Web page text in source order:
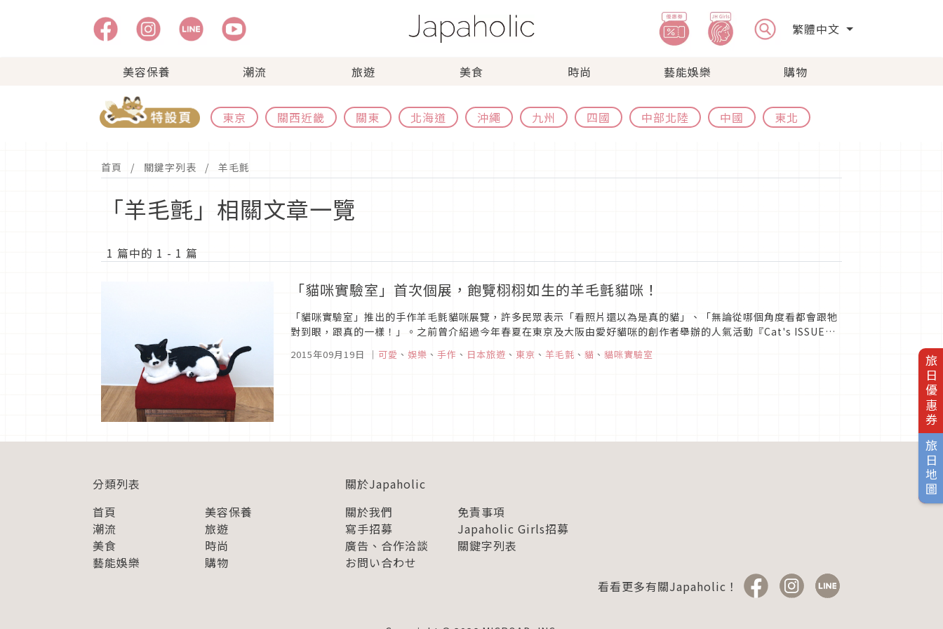
繁體中文
美容保養 潮流 旅遊 美食 時尚 藝能娛樂 購物
東京 關西近畿 關東 北海道 沖繩 九州 四國 中部北陸 中國 東北
旅日優惠券
旅日地圖
首頁 關鍵字列表 羊毛氈
「羊毛氈」相關文章一覽
1 篇中的 1 - 1 篇
「貓咪實驗室」首次個展，飽覽栩栩如生的羊毛氈貓咪！
「貓咪實驗室」推出的手作羊毛氈貓咪展覽，許多民眾表示「看照片還以為是真的貓」、「無論從哪個角度看都會跟牠
對到眼，跟真的一樣！」。之前曾介紹過今年春夏在東京及大阪由愛好貓咪的創作者舉辦的人氣活動『Cat's ISSUE
POP-UP STORE』。如今將在東京惠比壽的GALERIE Malle首度舉辦...
2015年09月19日 ｜ 可愛 、 娛樂 、 手作 、 日本旅遊 、 東京 、 羊毛氈 、 貓 、 貓咪實驗室
分類列表
首頁
美容保養
潮流
旅遊
美食
時尚
藝能娛樂
購物
關於Japaholic
關於我們
免責事項
寫手招募
Japaholic Girls招募
廣告、合作洽談
關鍵字列表
お問い合わせ
看看更多有關Japaholic！